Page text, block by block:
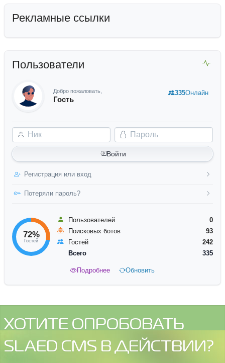
Рекламные ссылки
Пользователи
Добро пожаловать,
Гость
Ник Пароль
Войти
Регистрация или вход
Потеряли пароль?
335Онлайн
72%
Гостей
Пользователей
0
Поисковых ботов
93
Гостей
242
Всего
335
Подробнее Обновить
ХОТИТЕ ОПРОБОВАТЬ
SLAED CMS В ДЕЙСТВИИ?